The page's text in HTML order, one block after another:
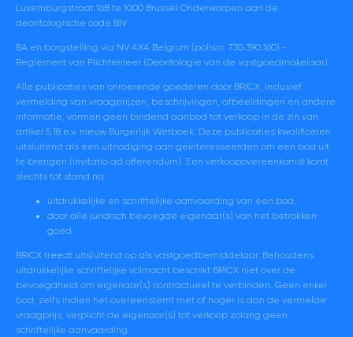
Luxemburgstraat 16B te 1000 Brussel Onderworpen aan de
deontologische code BIV
BA en borgstelling via NV AXA Belgium (polisnr. 730.390.160) -
Reglement van Plichtenleer (Deontologie van de vastgoedmakelaar)
Alle publicaties van onroerende goederen door BRICX, inclusief
vermelding van vraagprijzen, beschrijvingen, afbeeldingen en andere
informatie, vormen geen bindend aanbod tot verkoop in de zin van
artikel 5.18 e.v. nieuw Burgerlijk Wetboek. Deze publicaties kwalificeren
uitsluitend als een uitnodiging aan geïnteresseerden om een bod uit
te brengen (invitatio ad offerendum). Een verkoopovereenkomst komt
slechts tot stand na:
uitdrukkelijke en schriftelijke aanvaarding van een bod,
door alle juridisch bevoegde eigenaar(s) van het betrokken
goed.
BRICX treedt uitsluitend op als vastgoedbemiddelaar. Behoudens
uitdrukkelijke schriftelijke volmacht beschikt BRICX niet over de
bevoegdheid om eigenaar(s) contractueel te verbinden. Geen enkel
bod, zelfs indien het overeenstemt met of hoger is dan de vermelde
vraagprijs, verplicht de eigenaar(s) tot verkoop zolang geen
schriftelijke aanvaarding